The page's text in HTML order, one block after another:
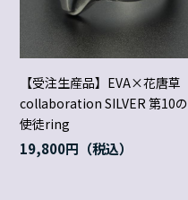
【受注生産品】EVA×花唐草
collaboration SILVER 第10の
使徒ring
19,800円